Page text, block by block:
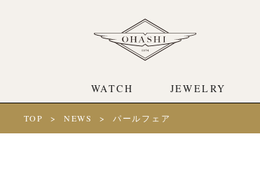
WATCH JEWELRY
TOP NEWS パールフェア